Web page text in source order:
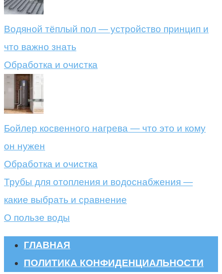
Водяной тёплый пол — устройство принцип и
что важно знать
Обработка и очистка
Бойлер косвенного нагрева — что это и кому
он нужен
Обработка и очистка
Трубы для отопления и водоснабжения —
какие выбрать и сравнение
О пользе воды
ГЛАВНАЯ
ПОЛИТИКА КОНФИДЕНЦИАЛЬНОСТИ